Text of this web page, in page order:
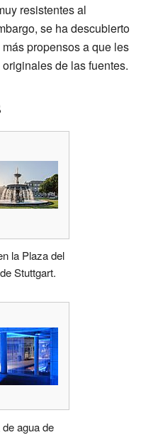
resistentes al
se ha descubierto
propensos a que les
de las fuentes.
la Plaza del
Stuttgart.
agua de